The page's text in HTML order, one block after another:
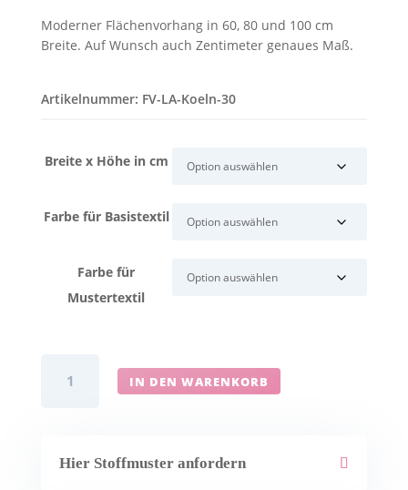
Moderner Flächenvorhang in 60, 80 und 100 cm
Breite. Auf Wunsch auch Zentimeter genaues Maß.
Artikelnummer: FV-LA-Koeln-30
Breite x Höhe in cm
Farbe für Basistextil
Farbe für
Mustertextil
Flächenvorhang
Menge
IN DEN WARENKORB
Hier Stoffmuster anfordern